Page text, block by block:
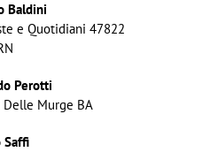
Baldini
e Quotidiani 47822
Perotti
Delle Murge BA
Saffi